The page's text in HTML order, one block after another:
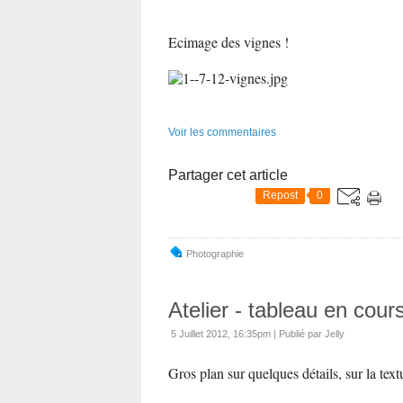
Ecimage des vignes !
Voir les commentaires
Partager cet article
Repost 0
Photographie
Atelier - tableau en
5 Juillet 2012, 16:35pm | Publié par Jelly
Gros plan sur quelques détails, sur la